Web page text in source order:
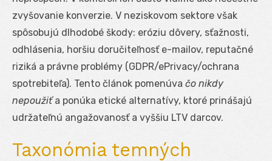
zvyšovanie konverzie. V neziskovom sektore však
spôsobujú dlhodobé škody: eróziu dôvery, sťažnosti,
odhlásenia, horšiu doručiteľnosť e-mailov, reputačné
riziká a právne problémy (GDPR/ePrivacy/ochrana
spotrebiteľa). Tento článok pomenúva čo nikdy
nepoužiťa ponúka etické alternatívy, ktoré prinášajú
udržateľnú angažovanosť a vyššiu LTV darcov.
Taxonómia temných